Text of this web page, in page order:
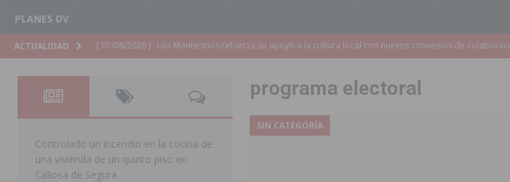
PLANES DV
ACTUALIDAD [ 07/08/2026 ] Orihuela cumple los objetivos de ‘Refluye Mi Río’ y recibirá 3,3 millones de la
[ 07/08/2026 ]
Orihuela organiza un concierto sinfónico de la Orquesta de Jóvenes de la Provincia de
Golf & Country Club
ORIHUELA
[ 07/08/2026 ] El Ayuntamiento de Almoradí mejora la accesibilidad de las aceras del entorno del CEIP
ALMORADÍ
programa electoral
SIN CATEGORÍA
Controlado un incendio en la cocina de
una vivienda de un quinto piso en
Callosa de Segura